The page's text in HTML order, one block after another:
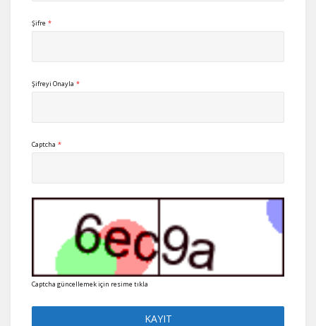
Şifre *
Şifreyi Onayla *
Captcha *
Captcha güncellemek için resime tıkla